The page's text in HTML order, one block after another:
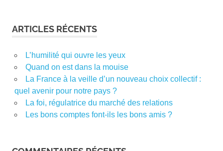
ARTICLES RÉCENTS
L’humilité qui ouvre les yeux
Quand on est dans la mouise
La France à la veille d’un nouveau choix collectif :
quel avenir pour notre pays ?
La foi, régulatrice du marché des relations
Les bons comptes font-ils les bons amis ?